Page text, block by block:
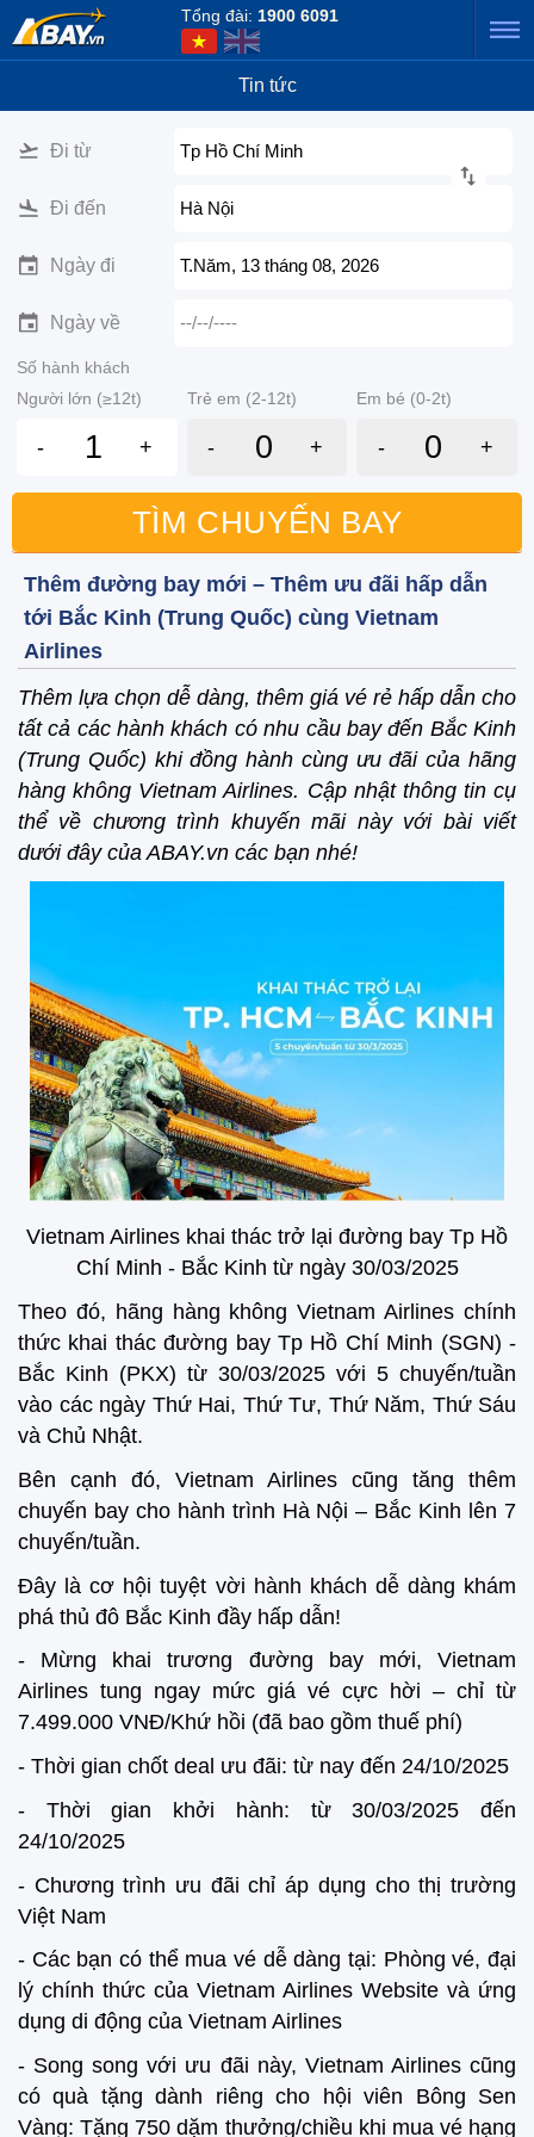
Tổng đài: 1900 6091
Tin tức
Đi từ Tp Hồ Chí Minh
Đi đến Hà Nội
Ngày đi T.Năm, 13 tháng 08, 2026
Ngày về --/--/----
Số hành khách
Người lớn (≥12t)
Trẻ em (2-12t) Em bé (0-2t)
- + - + - +
TÌM CHUYẾN BAY
Thêm đường bay mới – Thêm ưu đãi hấp dẫn
tới Bắc Kinh (Trung Quốc) cùng Vietnam
Airlines
Thêm lựa chọn dễ dàng, thêm giá vé rẻ hấp dẫn cho
tất cả các hành khách có nhu cầu bay đến Bắc Kinh
(Trung Quốc) khi đồng hành cùng ưu đãi của hãng
hàng không Vietnam Airlines. Cập nhật thông tin cụ
thể về chương trình khuyến mãi này với bài viết
dưới đây của ABAY.vn các bạn nhé!
Vietnam Airlines khai thác trở lại đường bay Tp Hồ
Chí Minh - Bắc Kinh từ ngày 30/03/2025
Theo đó, hãng hàng không Vietnam Airlines chính
thức khai thác đường bay Tp Hồ Chí Minh (SGN) -
Bắc Kinh (PKX) từ 30/03/2025 với 5 chuyến/tuần
vào các ngày Thứ Hai, Thứ Tư, Thứ Năm, Thứ Sáu
và Chủ Nhật.
Bên cạnh đó, Vietnam Airlines cũng tăng thêm
chuyến bay cho hành trình Hà Nội – Bắc Kinh lên 7
chuyến/tuần.
Đây là cơ hội tuyệt vời hành khách dễ dàng khám
phá thủ đô Bắc Kinh đầy hấp dẫn!
- Mừng khai trương đường bay mới, Vietnam
Airlines tung ngay mức giá vé cực hời – chỉ từ
7.499.000 VNĐ/Khứ hồi (đã bao gồm thuế phí)
- Thời gian chốt deal ưu đãi: từ nay đến 24/10/2025
- Thời gian khởi hành: từ 30/03/2025 đến
24/10/2025
- Chương trình ưu đãi chỉ áp dụng cho thị trường
Việt Nam
- Các bạn có thể mua vé dễ dàng tại: Phòng vé, đại
lý chính thức của Vietnam Airlines Website và ứng
dụng di động của Vietnam Airlines
- Song song với ưu đãi này, Vietnam Airlines cũng
có quà tặng dành riêng cho hội viên Bông Sen
Vàng: Tặng 750 dặm thưởng/chiều khi mua vé hạng